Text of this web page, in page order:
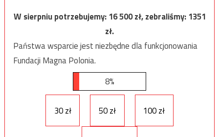
W sierpniu potrzebujemy:16 500zł, zebraliśmy:1351
zł.
Państwa wsparcie jest niezbędne dla funkcjonowania
Fundacji Magna Polonia.
8%
30 zł 50 zł 100 zł